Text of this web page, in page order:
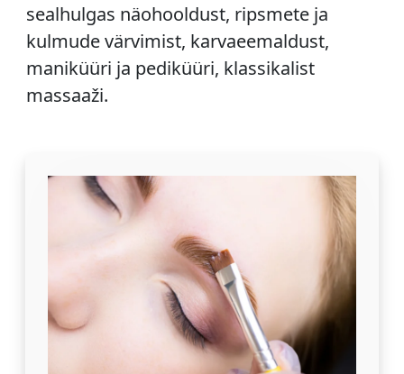
sealhulgas näohooldust, ripsmete ja
kulmude värvimist, karvaeemaldust,
maniküüri ja pediküüri, klassikalist
massaaži.